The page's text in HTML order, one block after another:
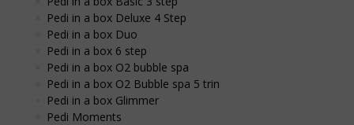
Pedi in a box Deluxe 4 Step
Pedi in a box Duo
Pedi in a box 6 step
Pedi in a box O2 bubble spa
Pedi in a box O2 Bubble spa 5 trin
Pedi in a box Glimmer
Pedi Moments